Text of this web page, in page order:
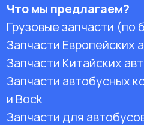
Что мы предлагаем?
Грузовые запчасти (по
Запчасти Европейских
Запчасти Китайских
Запчасти автобусных
и Bock
Запчасти для